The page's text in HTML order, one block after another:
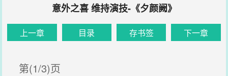
意外之喜 维持演技-《夕颜阙》
上一章 目录 存书签 下一章
第(1/3)页